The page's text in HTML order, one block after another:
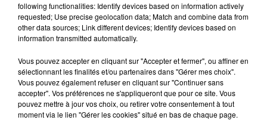
Cette comédie en 2 actes est jouée par la Troupe du
Bredenarde d'Audruicq. Ouverture des portes à 14h30.
Représentation à 15h00.
Venez passer une après-midi de détente dans la joie
et les rires en notre compagnie.
following functionalities: Identify devices based on information actively
requested; Use precise geolocation data; Match and combine data from
other data sources; Link different devices; Identify devices based on
information transmitted automatically.
Vous pouvez accepter en cliquant sur "Accepter et fermer", ou affiner en
sélectionnant les finalités et/ou partenaires dans "Gérer mes choix".
Vous pouvez également refuser en cliquant sur "Continuer sans
accepter". Vos préférences ne s'appliqueront que pour ce site. Vous
pouvez mettre à jour vos choix, ou retirer votre consentement à tout
moment via le lien "Gérer les cookies" situé en bas de chaque page.